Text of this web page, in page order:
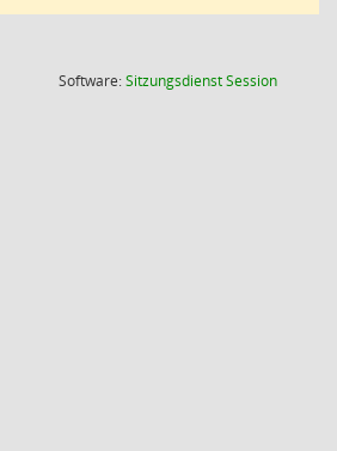
Software:SitzungsdienstSession(Wird in